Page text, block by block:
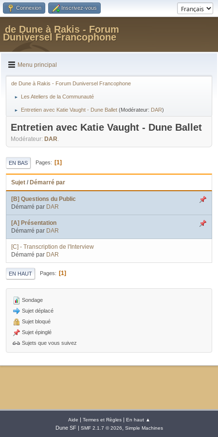
Connexion Inscrivez-vous
de Dune à Rakis - Forum
Duniversel Francophone
Menu principal
de Dune à Rakis - Forum Duniversel Francophone
► Les Ateliers de la Communauté
► Entretien avec Katie Vaught - Dune Ballet (Modérateur: DAR)
Entretien avec Katie Vaught - Dune Ballet
Modérateur: DAR.
EN BAS Pages 1
Sujet / Démarré par
[B] Questions du Public
Démarré par DAR
[A] Présentation
Démarré par DAR
[C] - Transcription de l'Interview
Démarré par DAR
EN HAUT Pages 1
Sondage
Sujet déplacé
Sujet bloqué
Sujet épinglé
Sujets que vous suivez
Aide | Termes et Règles| En haut ▲
Dune SF | SMF 2.1.7 © 2026 Simple Machines